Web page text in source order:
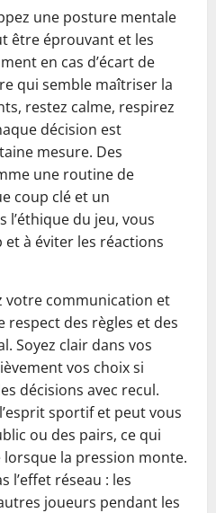
une posture mentale
être éprouvant et les
en cas d’écart de
qui semble maîtriser la
restez calme, respirez
décision est
mesure. Des
une routine de
coup clé et un
l’éthique du jeu, vous
à éviter les réactions
votre communication et
des règles et des
Soyez clair dans vos
vos choix si
décisions avec recul.
sportif et peut vous
ou des pairs, ce qui
lorsque la pression monte.
l’effet réseau : les
joueurs pendant les